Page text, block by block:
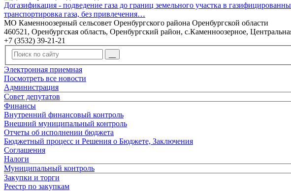
Догазификация - подведение газа до границ земельного участка в
транспортировка газа, без привлечения…
МО Каменноозерный сельсовет Оренбургского района Оренбургской области
460521, Оренбургская область, Оренбургский район, с.Каменноозерное,
+7 (3532) 39-21-21
Электронная приемная
Посмотреть все новости
Администрация
Совет депутатов
Финансы
Внутренний финансовый контроль
Внешний муниципальный контроль
Отчеты об исполнении бюджета
Бюджетный процесс и Решения о Бюджете, Заключения
Соглашения
Налоги
Муниципальный контроль
Закупки и торги
Реестр по закупкам